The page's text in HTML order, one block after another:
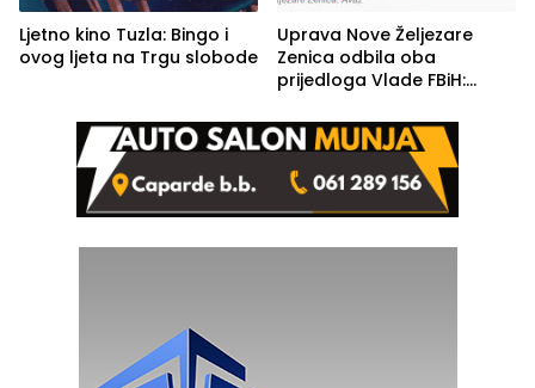
Ljetno kino Tuzla: Bingo i
ovog ljeta na Trgu slobode
Uprava Nove Željezare
Zenica odbila oba
prijedloga Vlade FBiH:
rješenje